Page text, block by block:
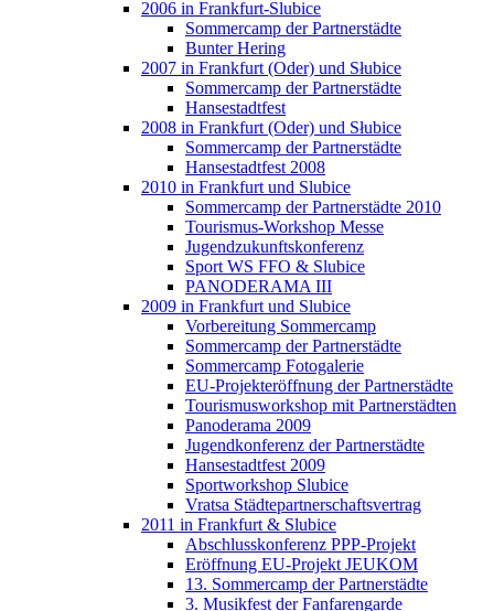
2006 in Frankfurt-Slubice
Sommercamp der Partnerstädte
Bunter Hering
2007 in Frankfurt (Oder) und Słubice
Sommercamp der Partnerstädte
Hansestadtfest
2008 in Frankfurt (Oder) und Słubice
Sommercamp der Partnerstädte
Hansestadtfest 2008
2010 in Frankfurt und Slubice
Sommercamp der Partnerstädte 2010
Tourismus-Workshop Messe
Jugendzukunftskonferenz
Sport WS FFO & Slubice
PANODERAMA III
2009 in Frankfurt und Slubice
Vorbereitung Sommercamp
Sommercamp der Partnerstädte
Sommercamp Fotogalerie
EU-Projekteröffnung der Partnerstädte
Tourismusworkshop mit Partnerstädten
Panoderama 2009
Jugendkonferenz der Partnerstädte
Hansestadtfest 2009
Sportworkshop Slubice
Vratsa Städtepartnerschaftsvertrag
2011 in Frankfurt & Slubice
Abschlusskonferenz PPP-Projekt
Eröffnung EU-Projekt JEUKOM
13. Sommercamp der Partnerstädte
3. Musikfest der Fanfarengarde